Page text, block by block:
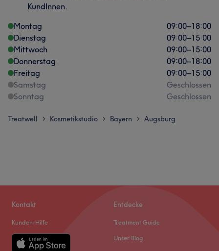
KundInnen.
Montag
09:00–18:00
Dienstag
09:00–15:00
Mittwoch
09:00–15:00
Donnerstag
09:00–18:00
Freitag
09:00–15:00
Samstag
Geschlossen
Sonntag
Geschlossen
Treatwell > Kosmetikstudio > Bayern > Augsburg
Kontakt
Kunden-Hilfe
Entdecke
Treatment Guide
Unser Blog